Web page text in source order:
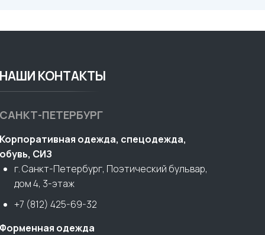
НАШИ КОНТАКТЫ
САНКТ-ПЕТЕРБУРГ
Корпоративная одежда, спецодежда,
обувь, СИЗ
г. Санкт-Петербург, Поэтический бульвар,
дом 4, 3-этаж
+7 (812) 425-69-32
Форменная одежда